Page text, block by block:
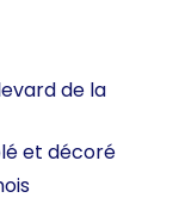
de la
et décoré